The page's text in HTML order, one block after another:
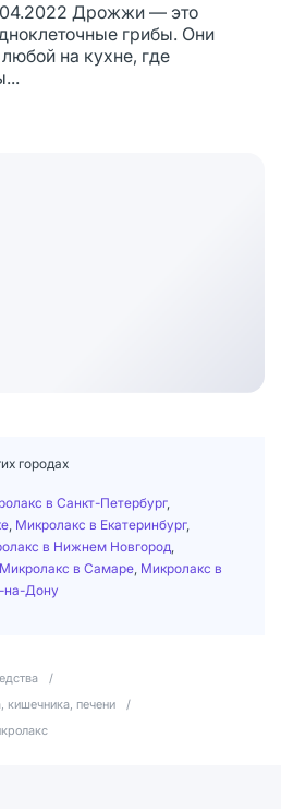
Дрожжи — это
грибы. Они
на кухне, где
городах
в Санкт-Петербург,
Микролакс в Екатеринбург,
в Нижнем Новгород
Микролакс в Самаре Микролакс в
на-Дону
/
кишечника, печени
/